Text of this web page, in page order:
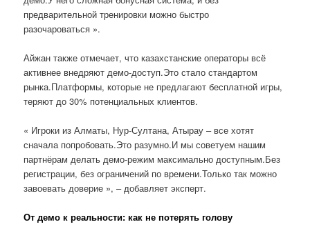
предварительной тренировки можно быстро
разочароваться ».
Айжан также отмечает, что казахстанские операторы всё
активнее внедряют демо-доступ.Это стало стандартом
рынка.Платформы, которые не предлагают бесплатной игры,
теряют до 30% потенциальных клиентов.
« Игроки из Алматы, Нур-Султана, Атырау – все хотят
сначала попробовать.Это разумно.И мы советуем нашим
партнёрам делать демо-режим максимально доступным.Без
регистрации, без ограничений по времени.Только так можно
завоевать доверие », – добавляет эксперт.
От демо к реальности: как не потерять голову